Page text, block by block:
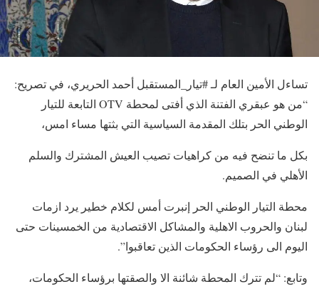
تساءل الأمين العام لـ #تيار_المستقبل أحمد الحريري، في تصريح:
“من هو عبقري الفتنة الذي أفتى لمحطة OTV التابعة للتيار
الوطني الحر بتلك المقدمة السياسية التي بثتها مساء امس،
بكل ما تنضح فيه من كراهيات تصيب العيش المشترك والسلم
الأهلي في الصميم.
محطة التيار الوطني الحر إنبرت أمس لكلام خطير يرد ازمات
لبنان والحروب الاهلية والمشاكل الاقتصادية من الخمسينات حتى
اليوم الى رؤساء الحكومات الذين تعاقبوا”.
وتابع: “لم تترك المحطة شائنة الا والصقتها برؤساء الحكومات،